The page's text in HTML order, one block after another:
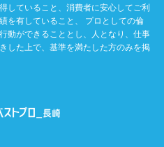
していること、消費者に安心してご利
を有していること、 プロとしての倫
動ができることとし、人となり、仕事
した上で、基準を満たした方のみを掲